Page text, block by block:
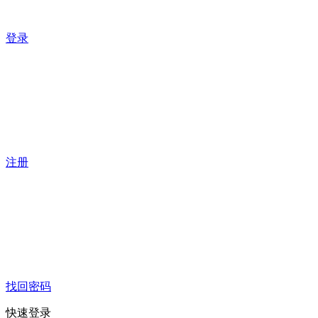
登录
注册
找回密码
快速登录